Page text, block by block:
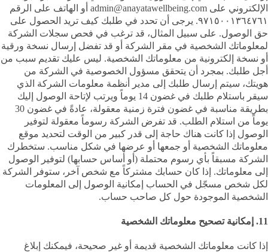
الإلكتروني على admin@anayatawellbeing.com أو الهاتف على الرقم
٩٧١٥٠٠١٣٦٤٧٦١. يرجى أن تحدد في طلبك كيف تريد الحصول على
حق الوصول. على سبيل المثال، قد ترغب في فحص سجلات الشركة
لمعلوماتك الشخصية في مقر الشركة أو قد تفضل إرسال نسخة ورقية
أو نسخة إلكترونية من معلوماتك الشخصية. ليس عليك تقديم سبب من
أجل طلبك. بمجرد أن يتحقق مسؤول الخصوصية في الشركة من
هويتك، سيتم إرسال طلبك إلى مدير أنظمة معلومات الشركة الذي
سيقر باستلام طلبك في غضون 14 يوماً ويرتب لإتاحة الوصول إليك
بطريقة مناسبة في غضون فترة زمنية معقولة، عادةً في غضون 30
يوماً من استلام الطلب. قد تفرض الشركة رسوماً معقولة لتوفير
الوصول إذا كانت هناك حاجة إلى قدر كبير من الوقت لتحديد موقع
معلوماتك الشخصية أو جمعها أو عرضها في شكل مناسب. ستخطرك
الشركة مسبقاً بأي رسوم محتملة (أو أساس حسابها) لتوفير الوصول
إلى معلوماتك. إذا كان حسابك مشتركاً مع شخص آخر، ستوفر الشركة
لكل شخص مسجّل في الحساب إمكانية الوصول إلى المعلومات
الشخصية الموجودة حول كل صاحب حساب.
11. إمكانية تصحيح معلوماتك الشخصية
إذا كانت معلوماتك الشخصية قديمة أو غير صحيحة، فيمكنك إبلاغ